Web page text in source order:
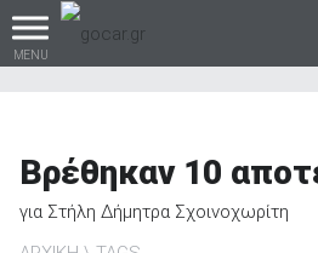
MENU
Βρες τα
Βρέθηκαν 10
για Στήλη Δήμητρα Σχοινοχωρίτη